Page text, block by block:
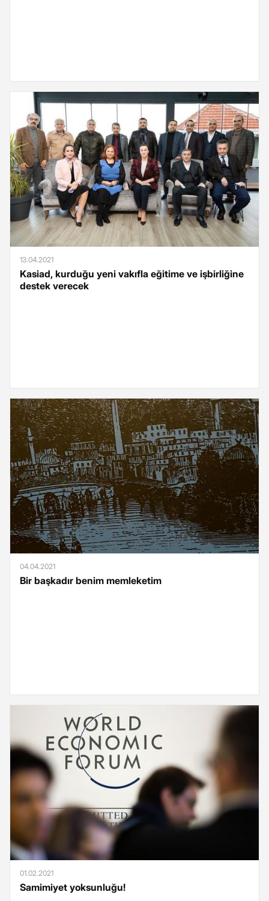
13.04.2021
Kasiad, kurduğu yeni vakıfla eğitime ve işbirliğine
destek verecek
04.04.2021
Bir başkadır benim memleketim
01.02.2021
Samimiyet yoksunluğu!